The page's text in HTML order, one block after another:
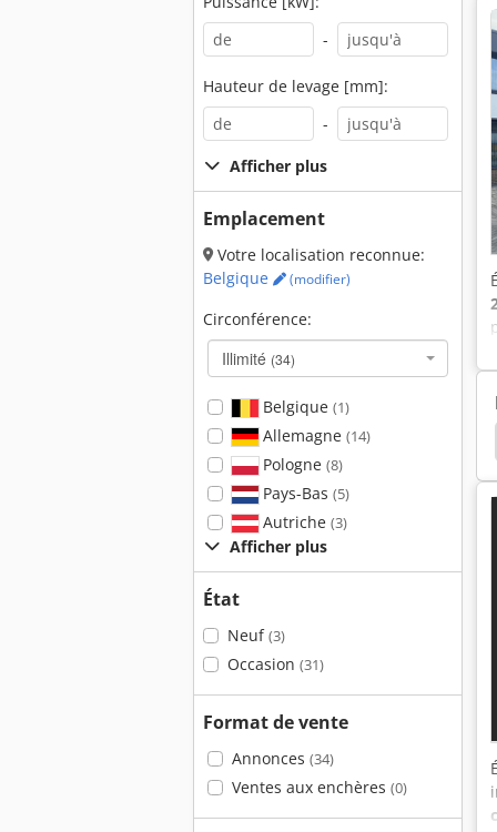
-
Hauteur de levage [mm]:
-
Afficher plus
Emplacement
Votre localisation reconnue:
Belgique
(modifier)
Circonférence:
Illimité (34)
Belgique (1)
Allemagne (14)
Pologne (8)
Pays-Bas (5)
Autriche (3)
Afficher plus
État
Neuf(3)
Occasion (31)
Format de vente
Annonces (34)
Ventes aux enchères (0)
Takeuchi Kubota Bx 2350